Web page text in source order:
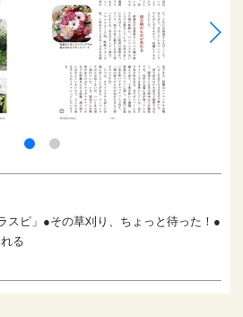
スピ」●その草刈り、ちょっと待った！●
る